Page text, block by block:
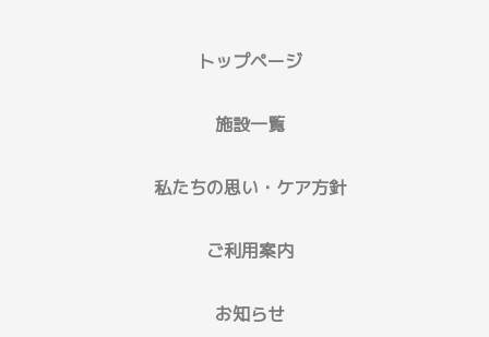
トップページ
施設一覧
私たちの思い・ケア方針
ご利用案内
お知らせ